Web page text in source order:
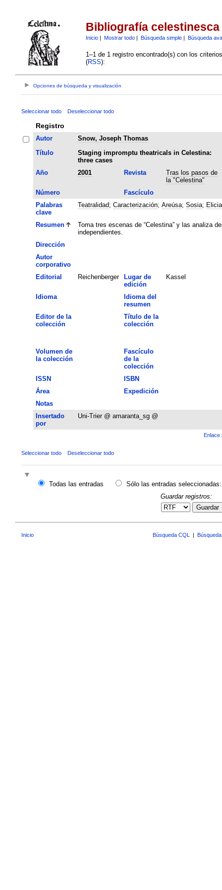
Bibliografía celestinesca
Inicio| Mostrar todo| Búsqueda simple| Búsqueda
1–1 de 1 registro encontrado(s) con los
(RSS):
Opciones de búsqueda y visualización
Seleccionar todo Deseleccionar todo
Registro
Autor
Snow, Joseph Thomas
Título
Staging impromptu theatricals in Celestina:
three cases
Año
2001 Revista
Tras los pasos de
la "Celestina"
Número
Fascículo
Palabras
clave
Teatralidad; Caracterización; Areúsa; Sosia; Elicia
Resumen
Toma tres escenas de “Celestina” y las analiza
independientes.
Dirección
Autor
corporativo
Editorial
Reichenberger
Lugar de
edición
Kassel
Idioma
Idioma del
resumen
Editor de la
colección
Título de la
colección
Volumen de
la colección
Fascículo
de la
colección
ISSN
ISBN
Área
Expedición
Notas
Insertado
por
Uni-Trier @ amaranta_sg @
Enlace
Seleccionar todo Deseleccionar todo
Todas las entradas
Sólo las entradas seleccionadas:
Guardar registros:
Guardar
Inicio Búsqueda CQL